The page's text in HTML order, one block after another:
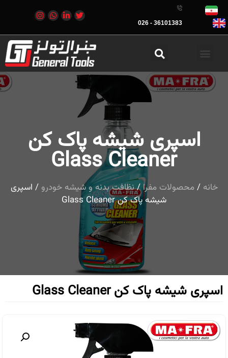
36101383 - 026
اسپری شیشه پاک کن
Glass Cleaner
خانه / محصولات مفرا/نظافت بدنه و شیشه خودرو / اسپری
شیشه پاک کن Glass Cleaner
اسپری شیشه پاک کن Glass Cleaner